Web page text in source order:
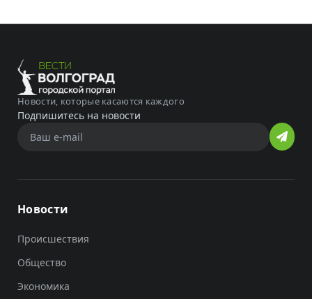
Новости, которые касаются каждого
Подпишитесь на новости
Новости
Происшествия
Общество
Экономика